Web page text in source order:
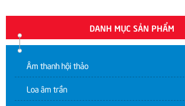
DANH MỤC SẢN PHẨM
Âm thanh hội thảo
Loa âm trần